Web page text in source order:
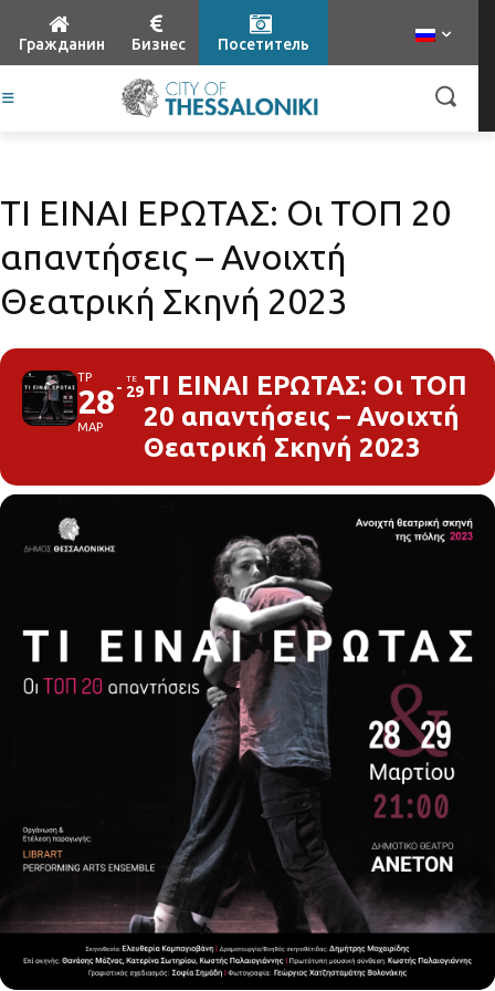
Гражданин Бизнес Посетитель
ΤΙ ΕΙΝΑΙ ΕΡΩΤΑΣ: Oι ΤΟΠ 20
απαντήσεις – Ανοιχτή
Θεατρική Σκηνή 2023
ΤΡ
28
ΜΑΡ
ΤΕ
29ΤΙ ΕΙΝΑΙ ΕΡΩΤΑΣ: Oι ΤΟΠ
20 απαντήσεις – Ανοιχτή
Θεατρική Σκηνή 2023